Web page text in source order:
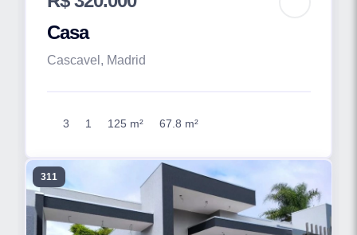
Casa
Cascavel, Madrid
3 1 125 m² 67.8 m²
311